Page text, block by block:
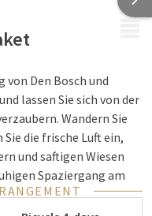
von Den Bosch und
lassen Sie sich von der
Wandern Sie
die frische Luft ein,
und saftigen Wiesen
Spaziergang am
durch die Landschaft
Vught hat für jeden